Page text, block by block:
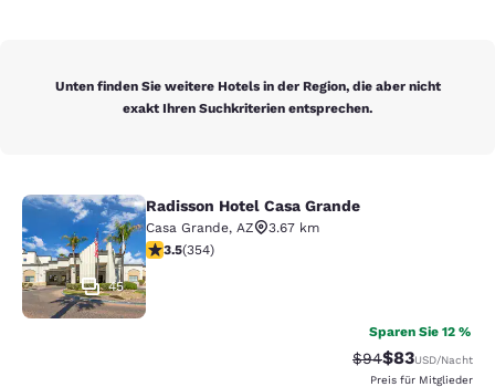
Unten finden Sie weitere Hotels in der Region, die aber nicht
exakt Ihren Suchkriterien entsprechen.
Radisson Hotel Casa Grande
45
Radisson Hotel Casa Grande
Casa Grande, AZ
3.67 km
3.47-Sterne-Bewertung. Gut. 354 Bewertungen
3.5(354)
Sparen Sie 12 %
$94Vergünstigter
$83USD/Nacht
Preis für Mitglieder